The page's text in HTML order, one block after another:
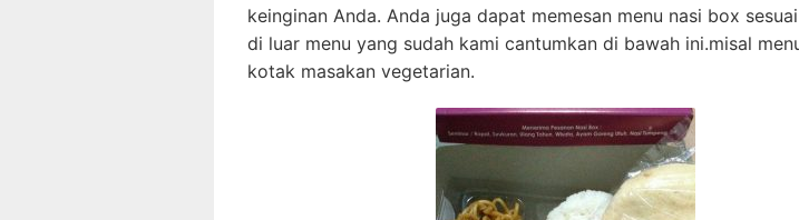
keinginan Anda. Anda juga dapat memesan menu nasi box
di luar menu yang sudah kami cantumkan di bawah ini.misal
kotak masakan vegetarian.